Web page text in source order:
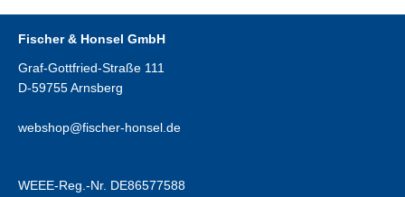
Fischer & Honsel GmbH
Graf-Gottfried-Straße 111
D-59755 Arnsberg
webshop@fischer-honsel.de
WEEE-Reg.-Nr. DE86577588